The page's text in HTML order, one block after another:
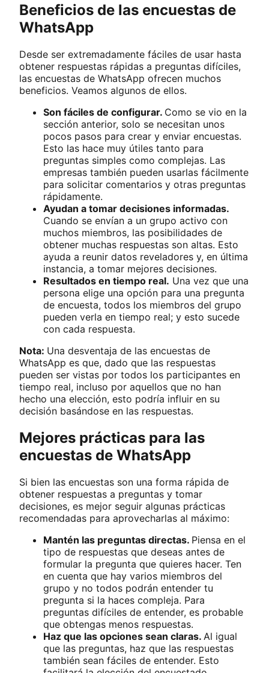
Beneficios de las encuestas de
WhatsApp
Desde ser extremadamente fáciles de usar hasta
obtener respuestas rápidas a preguntas difíciles,
las encuestas de WhatsApp ofrecen muchos
beneficios. Veamos algunos de ellos.
Son fáciles de configurar. Como se vio en la
sección anterior, solo se necesitan unos
pocos pasos para crear y enviar encuestas.
Esto las hace muy útiles tanto para
preguntas simples como complejas. Las
empresas también pueden usarlas fácilmente
para solicitar comentarios y otras preguntas
rápidamente.
Ayudan a tomar decisiones informadas.
Cuando se envían a un grupo activo con
muchos miembros, las posibilidades de
obtener muchas respuestas son altas. Esto
ayuda a reunir datos reveladores y, en última
instancia, a tomar mejores decisiones.
Resultados en tiempo real. Una vez que una
persona elige una opción para una pregunta
de encuesta, todos los miembros del grupo
pueden verla en tiempo real; y esto sucede
con cada respuesta.
Nota: Una desventaja de las encuestas de
WhatsApp es que, dado que las respuestas
pueden ser vistas por todos los participantes en
tiempo real, incluso por aquellos que no han
hecho una elección, esto podría influir en su
decisión basándose en las respuestas.
Mejores prácticas para las
encuestas de WhatsApp
Si bien las encuestas son una forma rápida de
obtener respuestas a preguntas y tomar
decisiones, es mejor seguir algunas prácticas
recomendadas para aprovecharlas al máximo:
Mantén las preguntas directas. Piensa en el
tipo de respuestas que deseas antes de
formular la pregunta que quieres hacer. Ten
en cuenta que hay varios miembros del
grupo y no todos podrán entender tu
pregunta si la haces compleja. Para
preguntas difíciles de entender, es probable
que obtengas menos respuestas.
Haz que las opciones sean claras. Al igual
que las preguntas, haz que las respuestas
también sean fáciles de entender. Esto